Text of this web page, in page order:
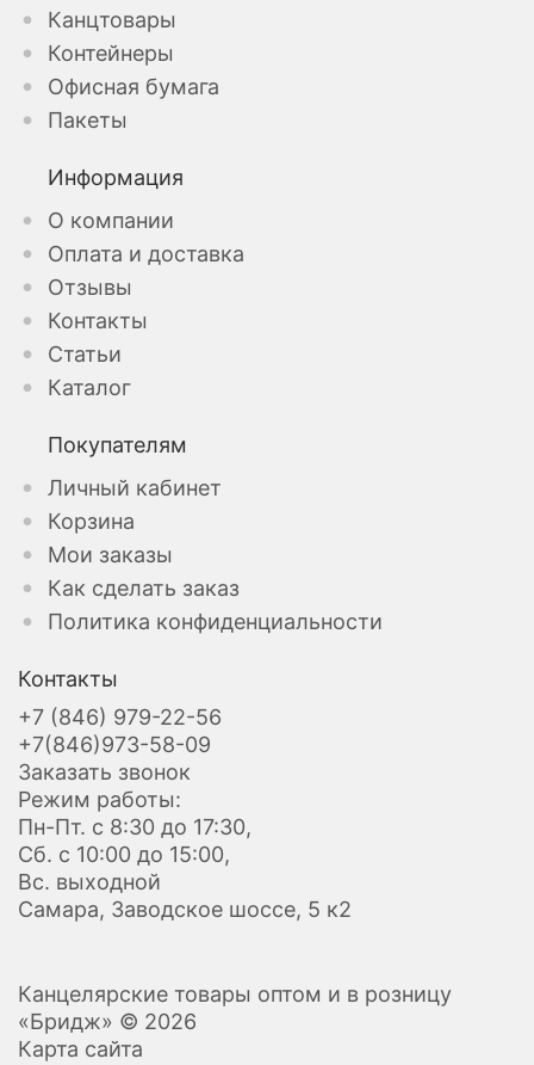
Канцтовары
Контейнеры
Офисная бумага
Пакеты
Информация
О компании
Оплата и доставка
Отзывы
Контакты
Статьи
Каталог
Покупателям
Личный кабинет
Корзина
Мои заказы
Как сделать заказ
Политика конфиденциальности
Контакты
+7 (846) 979-22-56
+7(846)973-58-09
Заказать звонок
Режим работы:
Пн-Пт. с 8:30 до 17:30,
Сб. с 10:00 до 15:00,
Вс. выходной
Самара, Заводское шоссе, 5 к2
Канцелярские товары оптом и в розницу
«Бридж» © 2026
Карта сайта